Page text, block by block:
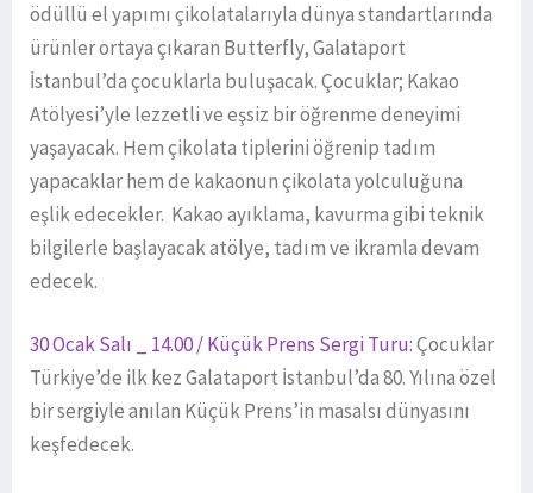
ödüllü el yapımı çikolatalarıyla dünya standartlarında
ürünler ortaya çıkaran Butterfly, Galataport
İstanbul’da çocuklarla buluşacak. Çocuklar; Kakao
Atölyesi’yle lezzetli ve eşsiz bir öğrenme deneyimi
yaşayacak. Hem çikolata tiplerini öğrenip tadım
yapacaklar hem de kakaonun çikolata yolculuğuna
eşlik edecekler. Kakao ayıklama, kavurma gibi teknik
bilgilerle başlayacak atölye, tadım ve ikramla devam
edecek.
30 Ocak Salı _ 14.00 / Küçük Prens Sergi Turu:Çocuklar
Türkiye’de ilk kez Galataport İstanbul’da 80. Yılına özel
bir sergiyle anılan Küçük Prens’in masalsı dünyasını
keşfedecek.